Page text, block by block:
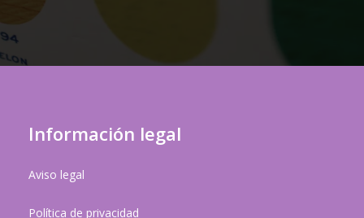
Información legal
Aviso legal
Política de privacidad